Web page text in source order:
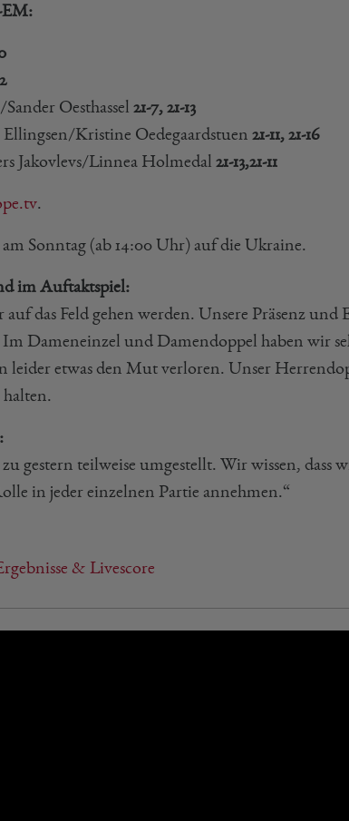
EM:
Oesthassel 21-7, 21-13
Kristine Oedegaardstuen 21-11, 21-16
Jakovlevs/Linnea Holmedal 21-13,21-11
.
Sonntag (ab 14:00 Uhr) auf die Ukraine.
im Auftaktspiel:
auf das Feld gehen werden. Unsere Präsenz und
Dameneinzel und Damendoppel haben wir
leider etwas den Mut verloren. Unser
halten.
gestern teilweise umgestellt. Wir wissen, dass
in jeder einzelnen Partie annehmen.“
& Livescore